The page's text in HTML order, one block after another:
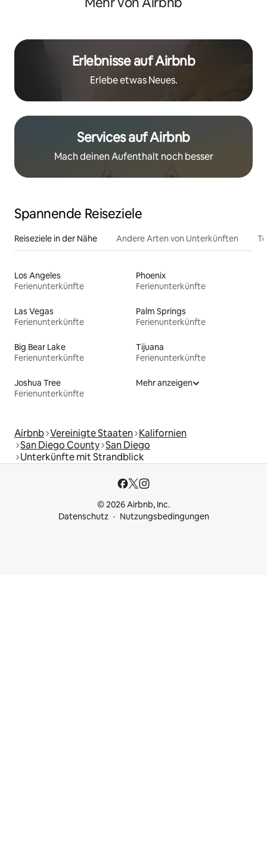
Erlebnisse auf Airbnb
Erlebe etwas Neues.
Services auf Airbnb
Mach deinen Aufenthalt noch besser
Spannende Reiseziele
Reiseziele in der Nähe Andere Arten von Unterkünften
Los Angeles
Ferienunterkünfte
Phoenix
Ferienunterkünfte
Las Vegas
Ferienunterkünfte
Palm Springs
Ferienunterkünfte
Big Bear Lake
Ferienunterkünfte
Tijuana
Ferienunterkünfte
Joshua Tree
Ferienunterkünfte
Mehr anzeigen
Airbnb Vereinigte Staaten Kalifornien
San Diego County San Diego
Unterkünfte mit Strandblick
© 2026 Airbnb, Inc.
Datenschutz
Nutzungsbedingungen